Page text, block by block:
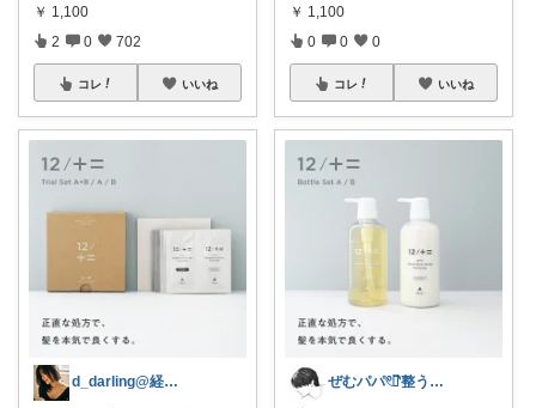
￥ 1,100
2 0 702
コレ いいね
d_darling@経由購入ありがと✨
￥ 1,100
0 0 0
コレ いいね
ぜむパパ𓏲𓎨整う暮らしのお手伝い